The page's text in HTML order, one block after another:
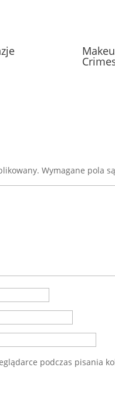
Wymagane pola
podczas pisania